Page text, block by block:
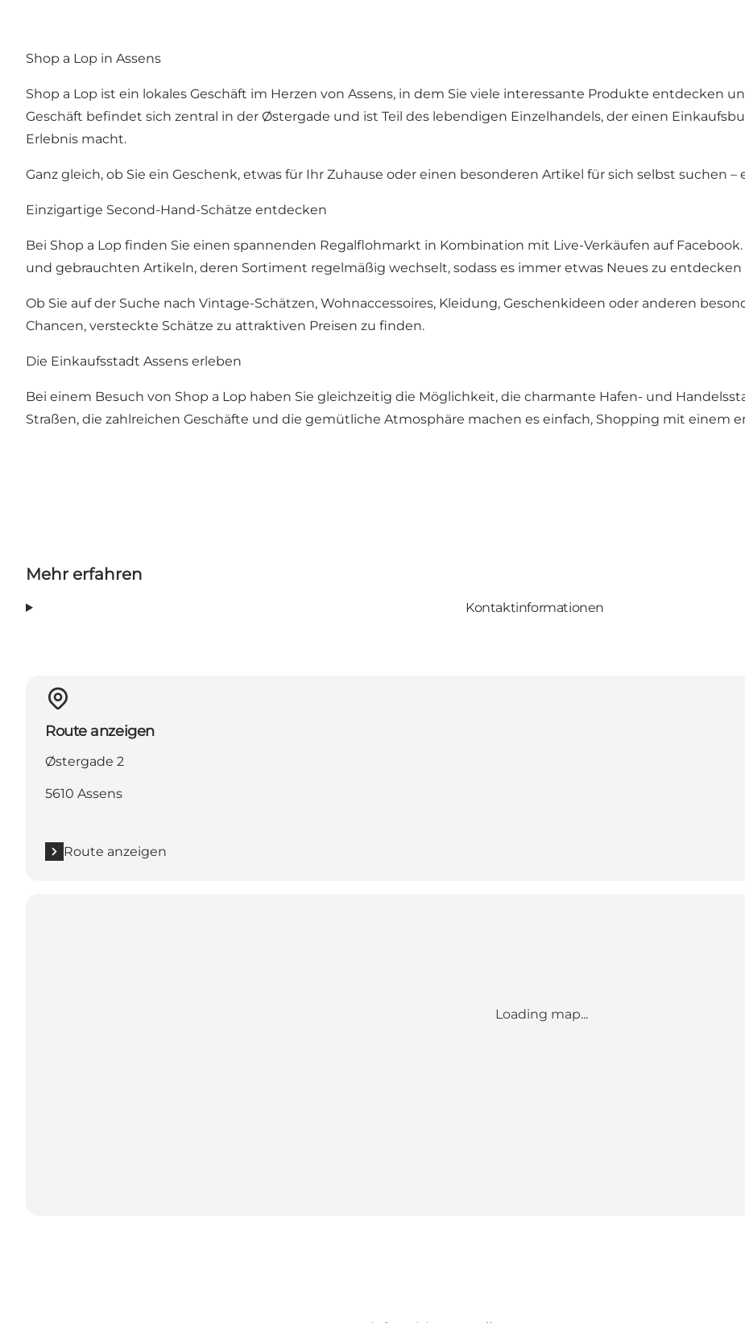
Shop a Lop in Assens
Shop a Lop ist ein lokales Geschäft im Herzen von Assens, in dem Sie viele interessante Produkte entdecken
Geschäft befindet sich zentral in der Østergade und ist Teil des lebendigen Einzelhandels, der einen
Erlebnis macht.
Ganz gleich, ob Sie ein Geschenk, etwas für Ihr Zuhause oder einen besonderen Artikel für sich selbst suchen –
Einzigartige Second-Hand-Schätze entdecken
Bei Shop a Lop finden Sie einen spannenden Regalflohmarkt in Kombination mit Live-Verkäufen auf
und gebrauchten Artikeln, deren Sortiment regelmäßig wechselt, sodass es immer etwas Neues zu
Ob Sie auf der Suche nach Vintage-Schätzen, Wohnaccessoires, Kleidung, Geschenkideen oder anderen
Chancen, versteckte Schätze zu attraktiven Preisen zu finden.
Die Einkaufsstadt Assens erleben
Bei einem Besuch von Shop a Lop haben Sie gleichzeitig die Möglichkeit, die charmante Hafen- und
Straßen, die zahlreichen Geschäfte und die gemütliche Atmosphäre machen es einfach, Shopping mit einem
Mehr erfahren
Kontaktinformationen
Route anzeigen
Østergade 2
5610 Assens
Route anzeigen
Loading map...